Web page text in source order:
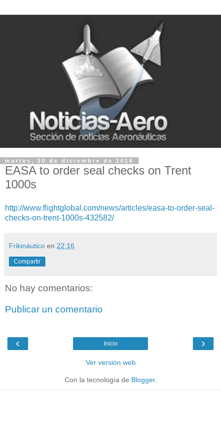
martes, 20 de diciembre de 2016
EASA to order seal checks on Trent
1000s
http://www.flightglobal.com/news/articles/easa-to-order-seal-
checks-on-trent-1000s-432582/
Frikináutico en 22:16
Compartir
No hay comentarios:
Publicar un comentario
‹ ›
Inicio
Ver versión web
Con la tecnología de Blogger.